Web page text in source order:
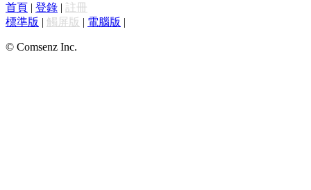
首頁 | 登錄 | 註冊
標準版 | 觸屏版 | 電腦版 |
© Comsenz Inc.